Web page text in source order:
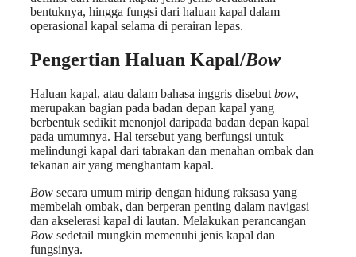
bentuknya, hingga fungsi dari haluan kapal dalam
operasional kapal selama di perairan lepas.
Pengertian Haluan Kapal/Bow
Haluan kapal, atau dalam bahasa inggris disebut bow,
merupakan bagian pada badan depan kapal yang
berbentuk sedikit menonjol daripada badan depan kapal
pada umumnya. Hal tersebut yang berfungsi untuk
melindungi kapal dari tabrakan dan menahan ombak dan
tekanan air yang menghantam kapal.
Bow secara umum mirip dengan hidung raksasa yang
membelah ombak, dan berperan penting dalam navigasi
dan akselerasi kapal di lautan. Melakukan perancangan
Bow sedetail mungkin memenuhi jenis kapal dan
fungsinya.